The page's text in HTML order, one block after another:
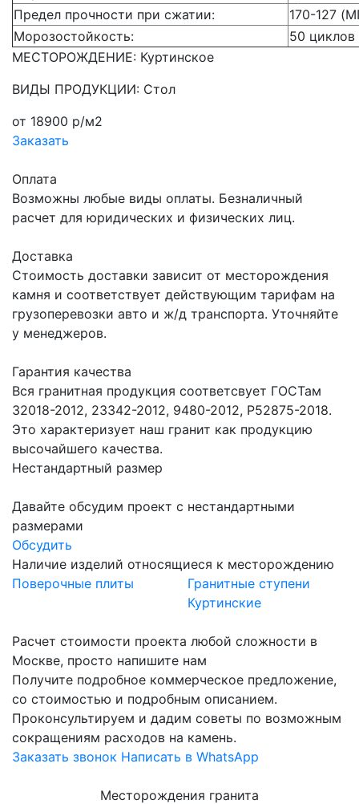
Предел прочности при сжатии:
170-127
Морозостойкость:
50 циклов
МЕСТОРОЖДЕНИЕ: Куртинское
ВИДЫ ПРОДУКЦИИ: Стол
от 18900 р/м2
Заказать
Оплата
Возможны любые виды оплаты. Безналичный
расчет для юридических и физических лиц.
Доставка
Стоимость доставки зависит от месторождения
камня и соответствует действующим тарифам на
грузоперевозки авто и ж/д транспорта. Уточняйте
у менеджеров.
Гарантия качества
Вся гранитная продукция соответсвует ГОСТам
32018-2012, 23342-2012, 9480-2012, Р52875-2018.
Это характеризует наш гранит как продукцию
высочайшего качества.
Нестандартный размер
Давайте обсудим проект с нестандартными
размерами
Обсудить
Наличие изделий относящиеся к месторождению
Поверочные плиты
Гранитные ступени
Куртинские
Расчет стоимости проекта любой сложности в
Москве, просто напишите нам
Получите подробное коммерческое предложение,
со стоимостью и подробным описанием.
Проконсультируем и дадим советы по возможным
сокращениям расходов на камень.
Заказать звонок Написать в WhatsApp
Месторождения гранита